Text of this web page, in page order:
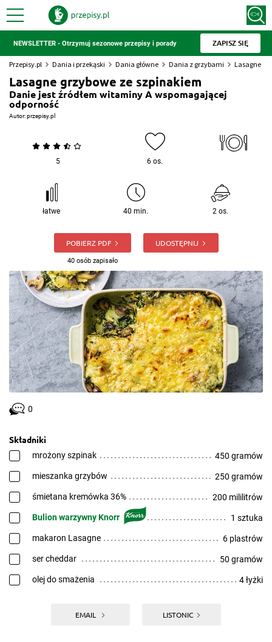
NEWSLETTER - Otrzymuj sezonowe przepisy i porady ZAPISZ SIĘ
Przepisy.pl Dania i przekąski Dania główne Dania z grzybami Lasagne
Lasagne grzybowe ze szpinakiem
Danie jest źródłem witaminy A wspomagającej
odporność
Autor:przepisy.pl
5 6 os.
łatwe 40 min. 2 os.
POBIERZ PDF
40 osób zapisało
UDOSTĘPNIJ
0
Składniki
mrożony szpinak 450 gramów
mieszanka grzybów 250 gramów
śmietana kremówka 36% 200 mililitrów
Bulion warzywny Knorr 1 sztuka
makaron Lasagne 6 plastrów
ser cheddar 50 gramów
olej do smażenia 4 łyżki
EMAIL LISTONIC